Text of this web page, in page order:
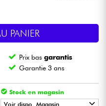
PANIER
Prix basgarantis
Garantie 3 ans
Stock en magasin
Voir dispo. Magasin